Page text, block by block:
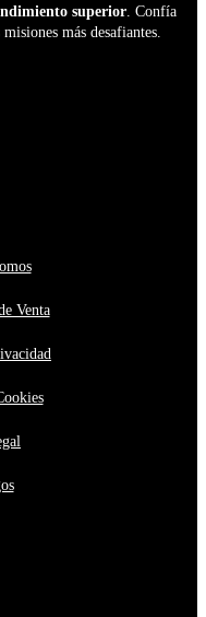
superior . Confía
más desafiantes.
Venta